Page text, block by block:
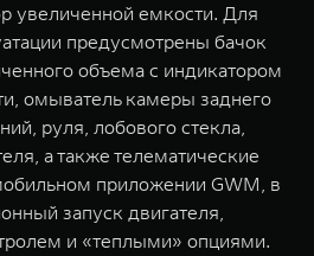
увеличенной емкости. Для
предусмотрены бачок
объема с индикатором
омыватель камеры заднего
руля, лобового стекла,
а также телематические
приложении GWM, в
запуск двигателя,
и «теплыми» опциями.